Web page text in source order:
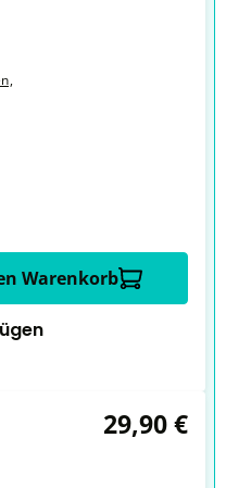
,
Warenkorb
29,90 €